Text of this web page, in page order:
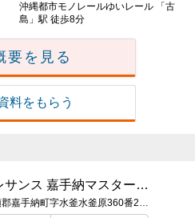
沖縄都市モノレールゆいレール 「古
島」駅 徒歩8分
要を見る
料をもらう
ソルプレサンス 嘉手納マスタースイート
沖縄県中頭郡嘉手納町字水釜水釜原360番2（地番）